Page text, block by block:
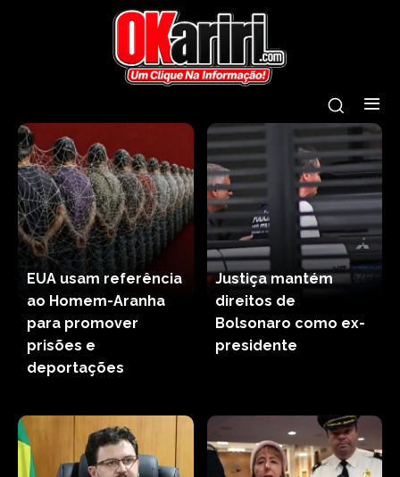
EUA usam referência
ao Homem-Aranha
para promover
prisões e
deportações
Justiça mantém
direitos de
Bolsonaro como ex-
presidente